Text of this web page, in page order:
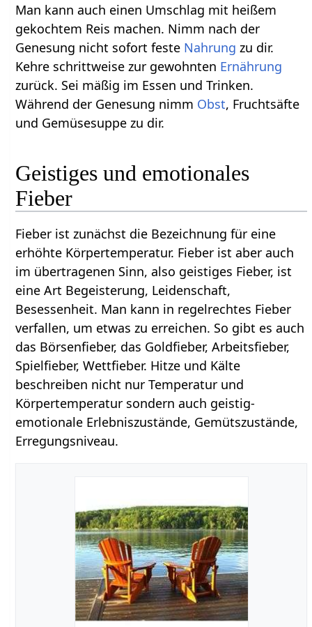
Man kann auch einen Umschlag mit heißem
gekochtem Reis machen. Nimm nach der
Genesung nicht sofort feste Nahrung zu dir.
Kehre schrittweise zur gewohnten Ernährung
zurück. Sei mäßig im Essen und Trinken.
Während der Genesung nimm Obst, Fruchtsäfte
und Gemüsesuppe zu dir.
Geistiges und emotionales
Fieber
Fieber ist zunächst die Bezeichnung für eine
erhöhte Körpertemperatur. Fieber ist aber auch
im übertragenen Sinn, also geistiges Fieber, ist
eine Art Begeisterung, Leidenschaft,
Besessenheit. Man kann in regelrechtes Fieber
verfallen, um etwas zu erreichen. So gibt es auch
das Börsenfieber, das Goldfieber, Arbeitsfieber,
Spielfieber, Wettfieber. Hitze und Kälte
beschreiben nicht nur Temperatur und
Körpertemperatur sondern auch geistig-
emotionale Erlebniszustände, Gemütszustände,
Erregungsniveau.